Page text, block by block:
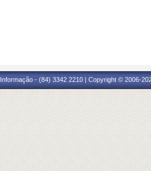
- (84) 3342 2210 | Copyright © 2006-